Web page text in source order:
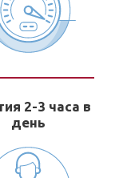
2-3 часа в
день